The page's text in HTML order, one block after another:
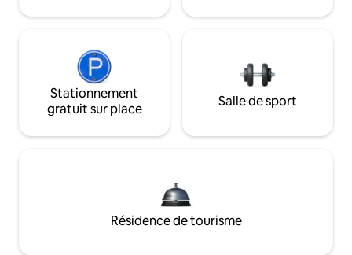
Stationnement
gratuit sur place
Salle de sport
Résidence de tourisme